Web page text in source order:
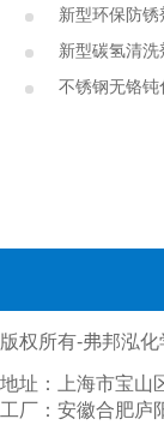
新型环保防锈
新型碳氢清洗
不锈钢无铬钝
版权所有-弗邦泓
地址：上海市宝山
工厂：安徽合肥庐